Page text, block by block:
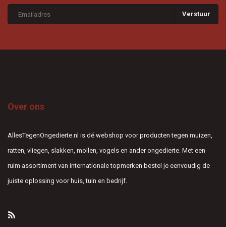
Verstuur
Over ons
AllesTegenOngedierte.nl is dé webshop voor producten tegen muizen,
ratten, vliegen, slakken, mollen, vogels en ander ongedierte. Met een
ruim assortiment van internationale topmerken bestel je eenvoudig de
juiste oplossing voor huis, tuin en bedrijf.